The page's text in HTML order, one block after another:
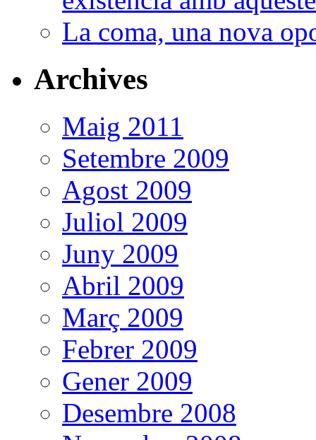
La coma, una nova
Archives
Maig 2011
Setembre 2009
Agost 2009
Juliol 2009
Juny 2009
Abril 2009
Març 2009
Febrer 2009
Gener 2009
Desembre 2008